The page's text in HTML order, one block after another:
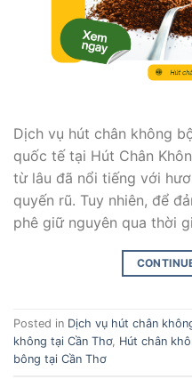
Dịch vụ hút chân không
quốc tế tại Hút Chân
từ lâu đã nổi tiếng với
quyến rũ. Tuy nhiên, để
phê giữ nguyên qua thời
Posted in Dịch vụ hút chân
không tại Cần Thơ, Hút chân
bông tại Cần Thơ